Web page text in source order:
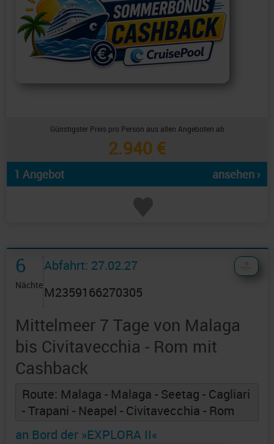
Günstigster Preis pro Person aus allen Angeboten ab
2.940 €
1 Angebot ansehen ›
6
Nächte
Abfahrt: 27.02.27
M2359166270305
Mittelmeer 7 Tage von Malaga
bis Civitavecchia - Rom mit
Cashback
Route: Malaga - Malaga - Seetag - Cagliari
- Trapani - Neapel - Civitavecchia - Rom
an Bord der »EXPLORA II«